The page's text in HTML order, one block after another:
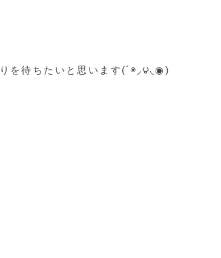
を待ちたいと思います(´◉◞౪◟◉)